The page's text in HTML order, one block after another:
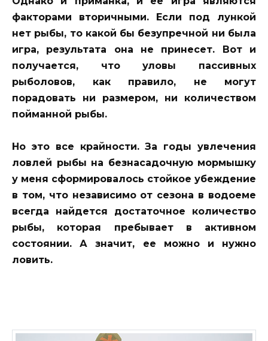
факторами вторичными. Если под лункой
нет рыбы, то какой бы безупречной ни была
игра, результата она не принесет. Вот и
получается, что уловы пассивных
рыболовов, как правило, не могут
порадовать ни размером, ни количеством
пойманной рыбы.
Но это все крайности. За годы увлечения
ловлей рыбы на безнасадочную мормышку
у меня сформировалось стойкое убеждение
в том, что независимо от сезона в водоеме
всегда найдется достаточное количество
рыбы, которая пребывает в активном
состоянии. А значит, ее можно и нужно
ловить.